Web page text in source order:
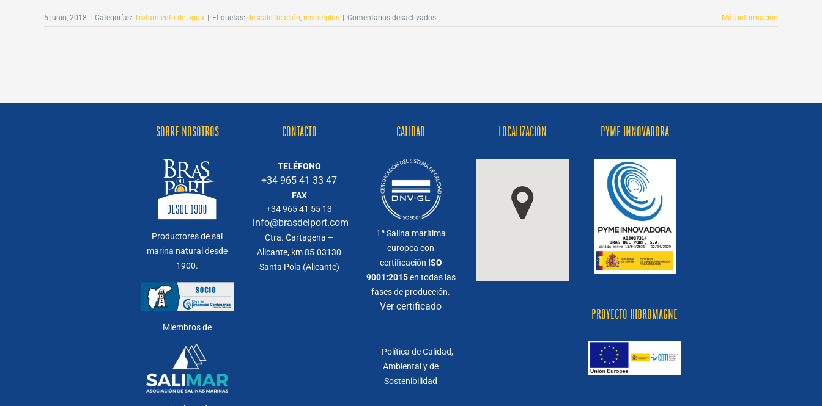
5 junio, 2018 | Categorías: Tratamiento de agua | Etiquetas: descalcificación resinetplus | Comentarios desactivadosen
de
Más información
SOBRE NOSOTROS
Productores de sal
marina natural desde
1900.
Miembros de
CONTACTO
TELÉFONO
+34 965 41 33 47
FAX
+34 965 41 55 13
info@brasdelport.com
Ctra. Cartagena –
Alicante, km 85 03130
Santa Pola (Alicante)
CALIDAD
1ª Salina marítima
europea con
certificación ISO
9001:2015en todas las
fases de producción.
Ver certificado
Política de Calidad,
Ambiental y de
Sostenibilidad
LOCALIZACIÓN PYME INNOVADORA
PROYECTO HIDROMAGNE